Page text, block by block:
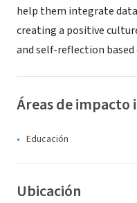
help them integrate
creating a positive
and self-reflection based
Áreas de impacto
Educación
Ubicación